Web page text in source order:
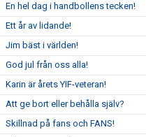
En hel dag i handbollens tecken!
Ett år av lidande!
Jim bäst i världen!
God jul från oss alla!
Karin är årets YIF-veteran!
Att ge bort eller behålla själv?
Skillnad på fans och FANS!